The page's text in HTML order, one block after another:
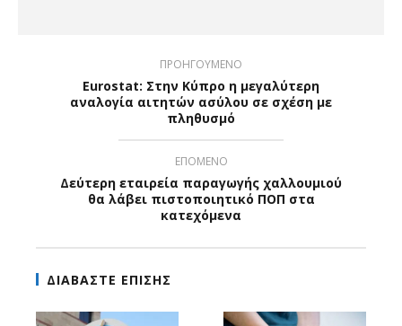
ΠΡΟΗΓΟΥΜΕΝΟ
Eurostat: Στην Κύπρο η μεγαλύτερη
αναλογία αιτητών ασύλου σε σχέση με
πληθυσμό
ΕΠΟΜΕΝΟ
Δεύτερη εταιρεία παραγωγής χαλλουμιού
θα λάβει πιστοποιητικό ΠΟΠ στα
κατεχόμενα
ΔΙΑΒΑΣΤΕ ΕΠΙΣΗΣ